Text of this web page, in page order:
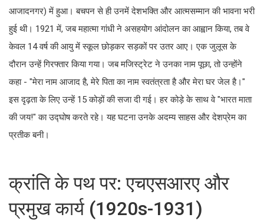
आजादनगर) में हुआ। बचपन से ही उनमें देशभक्ति और आत्मसम्मान की भावना भरी
हुई थी। 1921 में, जब महात्मा गांधी ने असहयोग आंदोलन का आह्वान किया, तब वे
केवल 14 वर्ष की आयु में स्कूल छोड़कर सड़कों पर उतर आए। एक जुलूस के
दौरान उन्हें गिरफ्तार किया गया। जब मजिस्ट्रेट ने उनका नाम पूछा, तो उन्होंने
कहा - "मेरा नाम आजाद है, मेरे पिता का नाम स्वतंत्रता है और मेरा घर जेल है।"
इस दृढ़ता के लिए उन्हें 15 कोड़ों की सजा दी गई। हर कोड़े के साथ वे "भारत माता
की जय!" का उद्घोष करते रहे। यह घटना उनके अदम्य साहस और देशप्रेम का
प्रतीक बनी।
क्रांति के पथ पर: एचएसआरए और
प्रमुख कार्य (1920s-1931)